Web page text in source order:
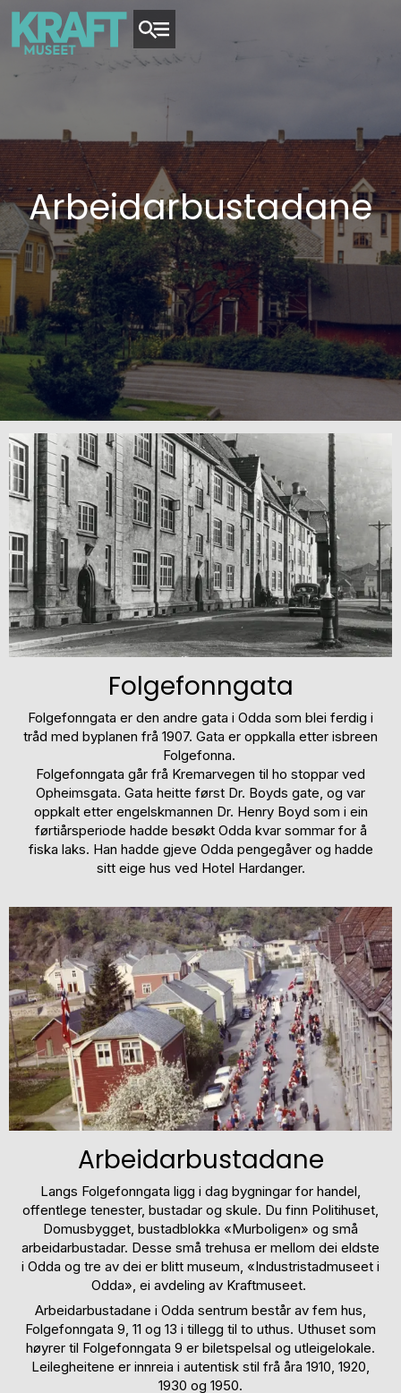
Arbeidarbustadane
Folgefonngata
Folgefonngata er den andre gata i Odda som blei ferdig i
tråd med byplanen frå 1907. Gata er oppkalla etter isbreen
Folgefonna.
Folgefonngata går frå Kremarvegen til ho stoppar ved
Opheimsgata. Gata heitte først Dr. Boyds gate, og var
oppkalt etter engelskmannen Dr. Henry Boyd som i ein
førtiårsperiode hadde besøkt Odda kvar sommar for å
fiska laks. Han hadde gjeve Odda pengegåver og hadde
sitt eige hus ved Hotel Hardanger.
Arbeidarbustadane
Langs Folgefonngata ligg i dag bygningar for handel,
offentlege tenester, bustadar og skule. Du finn Politihuset,
Domusbygget, bustadblokka «Murboligen» og små
arbeidarbustadar. Desse små trehusa er mellom dei eldste
i Odda og tre av dei er blitt museum, «Industristadmuseet i
Odda», ei avdeling av Kraftmuseet.
Arbeidarbustadane i Odda sentrum består av fem hus,
Folgefonngata 9, 11 og 13 i tillegg til to uthus. Uthuset som
høyrer til Folgefonngata 9 er biletspelsal og utleigelokale.
Leilegheitene er innreia i autentisk stil frå åra 1910, 1920,
1930 og 1950.